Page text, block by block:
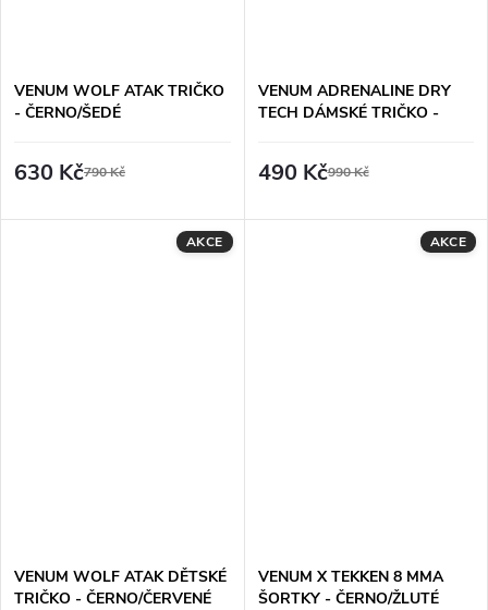
VENUM WOLF ATAK TRIČKO
- ČERNO/ŠEDÉ
630 Kč790 Kč
VENUM ADRENALINE DRY
TECH DÁMSKÉ TRIČKO -
490 Kč990 Kč
AKCE
VENUM WOLF ATAK DĚTSKÉ
TRIČKO - ČERNO/ČERVENÉ
AKCE
VENUM X TEKKEN 8 MMA
ŠORTKY - ČERNO/ŽLUTÉ